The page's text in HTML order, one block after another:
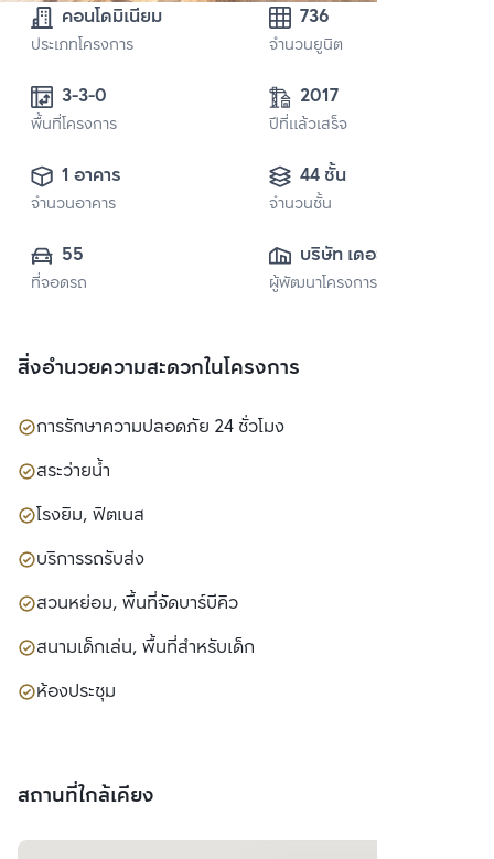
คอนโดมิเนียม
ประเภทโครงการ
736
จำนวนยูนิต
พื้นที่โครงการ
2017
ปีที่แล้วเสร็จ
1 อาคาร
จำนวนอาคาร
44 ชั้น
จำนวนชั้น
55
ที่จอดรถ
บริษัท เดอะ ช้อยส์
พร็อพเพอร์ตี้ ดี
ผู้พัฒนาโครงการ
สิ่งอำนวยความสะดวกในโครงการ
การรักษาความปลอดภัย 24 ชั่วโมง
สระว่ายน้ำ
โรงยิม, ฟิตเนส
บริการรถรับส่ง
สวนหย่อม, พื้นที่จัดบาร์บีคิว
สนามเด็กเล่น, พื้นที่สำหรับเด็ก
ห้องประชุม
สถานที่ใกล้เคียง